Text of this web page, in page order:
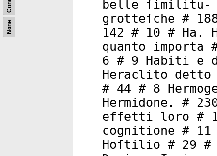
None
belle ſimilitu-
grotteſche #
142 # 10 # Ha.
quanto importa
6 # 9 Habiti e
Heraclito
# 44 # 8
Hermidone. #
effetti loro #
cognitione #
Hoſtilio # 29